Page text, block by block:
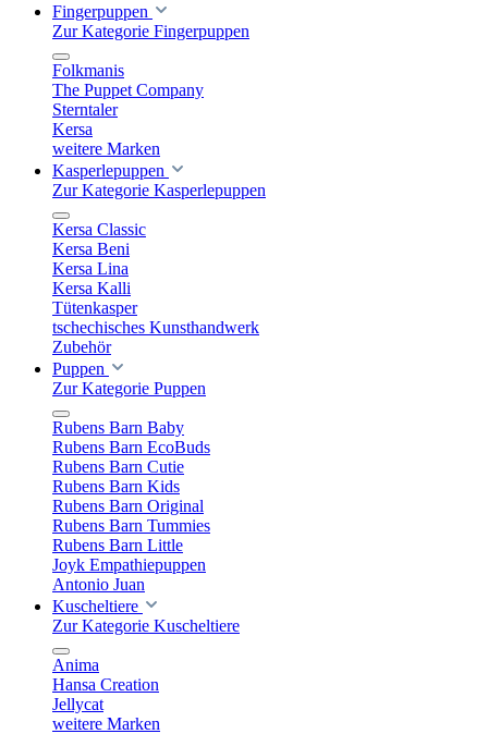
Fingerpuppen
Zur Kategorie Fingerpuppen
Folkmanis
The Puppet Company
Sterntaler
Kersa
weitere Marken
Kasperlepuppen
Zur Kategorie Kasperlepuppen
Kersa Classic
Kersa Beni
Kersa Lina
Kersa Kalli
Tütenkasper
tschechisches Kunsthandwerk
Zubehör
Puppen
Zur Kategorie Puppen
Rubens Barn Baby
Rubens Barn EcoBuds
Rubens Barn Cutie
Rubens Barn Kids
Rubens Barn Original
Rubens Barn Tummies
Rubens Barn Little
Joyk Empathiepuppen
Antonio Juan
Kuscheltiere
Zur Kategorie Kuscheltiere
Anima
Hansa Creation
Jellycat
weitere Marken